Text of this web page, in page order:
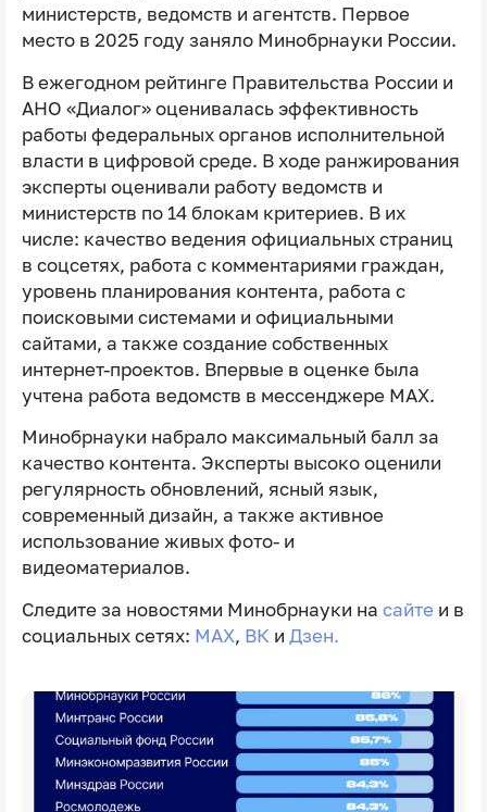
министерств, ведомств и агентств. Первое
место в 2025 году заняло Минобрнауки России.
В ежегодном рейтинге Правительства России и
АНО «Диалог» оценивалась эффективность
работы федеральных органов исполнительной
власти в цифровой среде. В ходе ранжирования
эксперты оценивали работу ведомств и
министерств по 14 блокам критериев. В их
числе: качество ведения официальных страниц
в соцсетях, работа с комментариями граждан,
уровень планирования контента, работа с
поисковыми системами и официальными
сайтами, а также создание собственных
интернет-проектов. Впервые в оценке была
учтена работа ведомств в мессенджере MAX.
Минобрнауки набрало максимальный балл за
качество контента. Эксперты высоко оценили
регулярность обновлений, ясный язык,
современный дизайн, а также активное
использование живых фото- и
видеоматериалов.
Следите за новостями Минобрнауки на сайте и в
социальных сетях: MAX, ВК и Дзен.